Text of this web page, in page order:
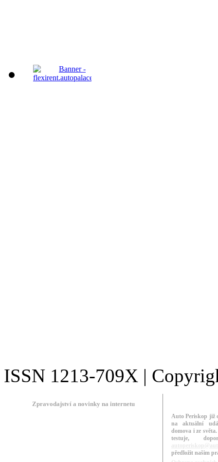
ISSN 1213-709X |
Zpravodajství a novinky na internetu
Auto Periskop již
na aktuální
domova i ze
testuje,
předložit našim